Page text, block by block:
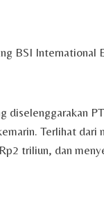
BSI International
diselenggarakan
Terlihat dari
triliun, dan